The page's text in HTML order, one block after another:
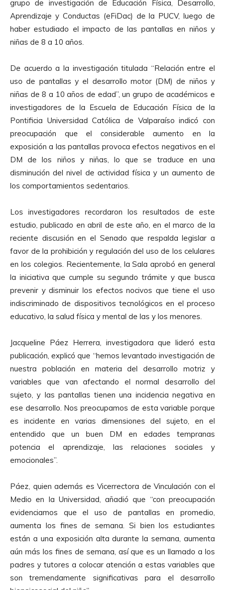
grupo de investigación de Educación Física, Desarrollo,
Aprendizaje y Conductas (eFiDac) de la PUCV, luego de
haber estudiado el impacto de las pantallas en niños y
niñas de 8 a 10 años.
De acuerdo a la investigación titulada “Relación entre el
uso de pantallas y el desarrollo motor (DM) de niños y
niñas de 8 a 10 años de edad”, un grupo de académicos e
investigadores de la Escuela de Educación Física de la
Pontificia Universidad Católica de Valparaíso indicó con
preocupación que el considerable aumento en la
exposición a las pantallas provoca efectos negativos en el
DM de los niños y niñas, lo que se traduce en una
disminución del nivel de actividad física y un aumento de
los comportamientos sedentarios.
Los investigadores recordaron los resultados de este
estudio, publicado en abril de este año, en el marco de la
reciente discusión en el Senado que respalda legislar a
favor de la prohibición y regulación del uso de los celulares
en los colegios. Recientemente, la Sala aprobó en general
la iniciativa que cumple su segundo trámite y que busca
prevenir y disminuir los efectos nocivos que tiene el uso
indiscriminado de dispositivos tecnológicos en el proceso
educativo, la salud física y mental de las y los menores.
Jacqueline Páez Herrera, investigadora que lideró esta
publicación, explicó que “hemos levantado investigación de
nuestra población en materia del desarrollo motriz y
variables que van afectando el normal desarrollo del
sujeto, y las pantallas tienen una incidencia negativa en
ese desarrollo. Nos preocupamos de esta variable porque
es incidente en varias dimensiones del sujeto, en el
entendido que un buen DM en edades tempranas
potencia el aprendizaje, las relaciones sociales y
emocionales”.
Páez, quien además es Vicerrectora de Vinculación con el
Medio en la Universidad, añadió que “con preocupación
evidenciamos que el uso de pantallas en promedio,
aumenta los fines de semana. Si bien los estudiantes
están a una exposición alta durante la semana, aumenta
aún más los fines de semana, así que es un llamado a los
padres y tutores a colocar atención a estas variables que
son tremendamente significativas para el desarrollo